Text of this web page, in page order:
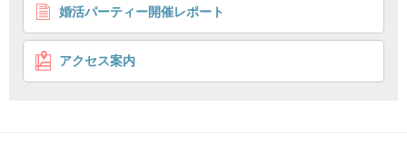
婚活パーティー開催レポート
アクセス案内